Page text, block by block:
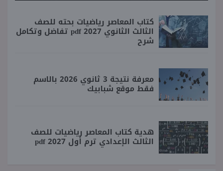
كتاب المعاصر رياضيات بحته للصف
الثالث الثانوي 2027 pdf تفاضل وتكامل
شرح
معرفة نتيجة 3 ثانوي 2026 بالاسم
فقط موقع شبابيك
هدية كتاب المعاصر رياضيات للصف
الثالث الإعدادي ترم أول 2027 pdf